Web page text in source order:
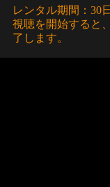
レンタル期間：30
視聴を開始すると
了します。